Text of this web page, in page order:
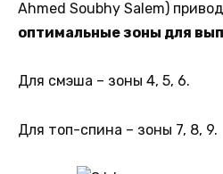
Ahmed Soubhy Salem)
оптимальные зоны для
Для смэша – зоны 4, 5, 6.
Для топ-спина – зоны 7, 8, 9.